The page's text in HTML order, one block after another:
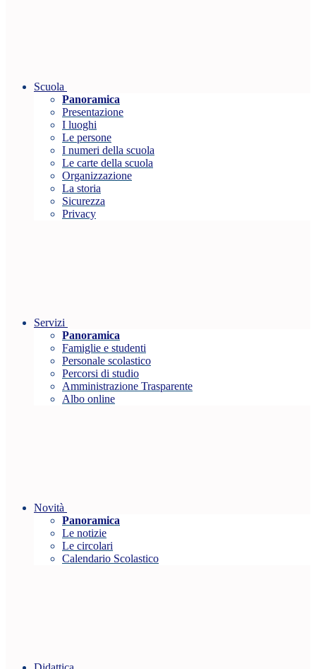
Scuola
Panoramica
Presentazione
I luoghi
Le persone
I numeri della scuola
Le carte della scuola
Organizzazione
La storia
Sicurezza
Privacy
Servizi
Panoramica
Famiglie e studenti
Personale scolastico
Percorsi di studio
Amministrazione Trasparente
Albo online
Novità
Panoramica
Le notizie
Le circolari
Calendario Scolastico